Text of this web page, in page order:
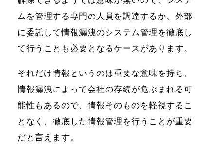
ムを管理する専門の人員を調達するか、外部
に委託して情報漏洩のシステム管理を徹底し
て行うことも必要となるケースがあります。
それだけ情報というのは重要な意味を持ち、
情報漏洩によって会社の存続が危ぶまれる可
能性もあるので、情報そのものを軽視するこ
となく、徹底した情報管理を行うことが重要
だと言えます。